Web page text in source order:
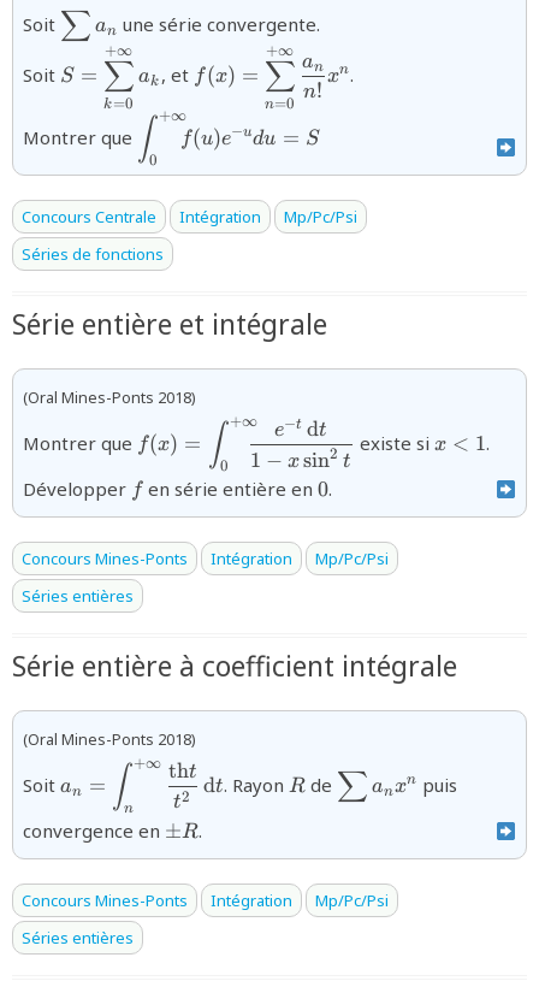
Soit {\displaystyle\sum
a_{n}}
∑ an une série convergente.
Soit
{S=\displaystyle\sum_{k=0}^{+\infty}a_k}
S =
k=0
∑
+∞
ak , et \dfrac{a_{n}}{n!}x^{n}}
f(x) =
n=0
∑
+∞
n!
an xn.
Montrer que u}du=S}
∫0
+∞
f(u)e−udu = S
Concours Centrale Intégration
Mp/Pc/Psi
Séries de fonctions
Série entière et intégrale
(Oral Mines-Ponts 2018)
Montrer que t}\,\text{d}t}{1-x\sin ^{2}t}}
f(x) = ∫0
+∞
1 − xsin2 t
e−t dt
existe si
{x\lt1}
x < 1.
Développer {f}
f en série entière en{0}
0.
Concours Mines-Ponts Intégration
Mp/Pc/Psi
Séries entières
Série entière à coefficient intégrale
(Oral Mines-Ponts 2018)
Soit {t^{2}}\,\text{d}t}
an = ∫n
+∞
t2
tht
dt. Rayon
{R}
R de
{\displaystyle\sum
a_{n}x^{n}}
∑ anxn puis
convergence en {\pm
±R.
Concours Mines-Ponts Intégration
Mp/Pc/Psi
Séries entières